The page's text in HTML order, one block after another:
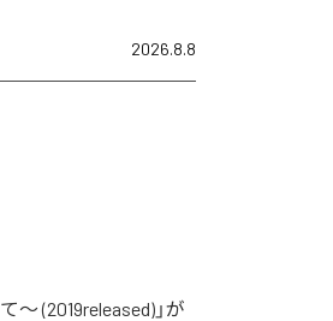
2026.8.8
(2019released)」が